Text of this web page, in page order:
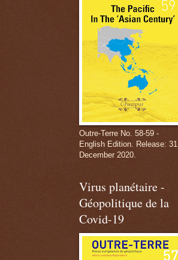
Outre-Terre No. 58-59 -
English Edition. Release: 31
December 2020.
Virus planétaire -
Géopolitique de la
Covid-19